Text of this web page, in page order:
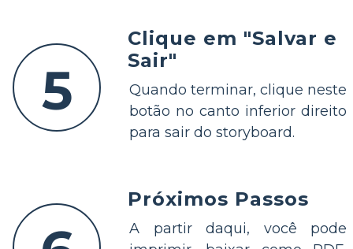
5
Clique em "Salvar e
Sair"
Quando terminar, clique neste
botão no canto inferior direito
para sair do storyboard.
Próximos Passos
A partir daqui, você pode